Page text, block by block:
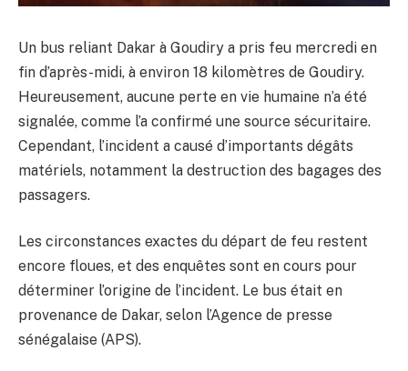
Un bus reliant Dakar à Goudiry a pris feu mercredi en
fin d’après-midi, à environ 18 kilomètres de Goudiry.
Heureusement, aucune perte en vie humaine n’a été
signalée, comme l’a confirmé une source sécuritaire.
Cependant, l’incident a causé d’importants dégâts
matériels, notamment la destruction des bagages des
passagers.
Les circonstances exactes du départ de feu restent
encore floues, et des enquêtes sont en cours pour
déterminer l’origine de l’incident. Le bus était en
provenance de Dakar, selon l’Agence de presse
sénégalaise (APS).